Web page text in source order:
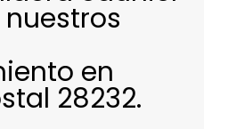
en
28232.